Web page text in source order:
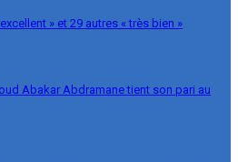
» et 29 autres « très bien »
Abakar Abdramane tient son pari au